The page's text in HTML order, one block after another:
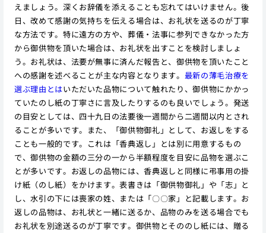
えましょう。深くお辞儀を添えることも忘れてはいけません。後
日、改めて感謝の気持ちを伝える場合は、お礼状を送るのが丁寧
な方法です。特に遠方の方や、葬儀・法事に参列できなかった方
から御供物を頂いた場合は、お礼状を出すことを検討しましょ
う。お礼状は、法要が無事に済んだ報告と、御供物を頂いたこと
への感謝を述べることが主な内容となります。 最新の薄毛治療を
選ぶ理由とはいただいた品物について触れたり、御供物にかかっ
ていたのし紙の丁寧さに言及したりするのも良いでしょう。発送
の目安としては、四十九日の法要後一週間から二週間以内とされ
ることが多いです。また、「御供物御礼」として、お返しをする
ことも一般的です。これは「香典返し」とは別に用意するもの
で、御供物の金額の三分の一から半額程度を目安に品物を選ぶこ
とが多いです。お返しの品物には、香典返しと同様に弔事用の掛
け紙（のし紙）をかけます。表書きは「御供物御礼」や「志」と
し、水引の下には喪家の姓、または「〇〇家」と記載します。お
返しの品物は、お礼状と一緒に送るか、品物のみを送る場合でも
お礼状を別途送るのが丁寧です。御供物とそののし紙には、贈る